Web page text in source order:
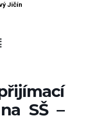
Jičín
SŠ –